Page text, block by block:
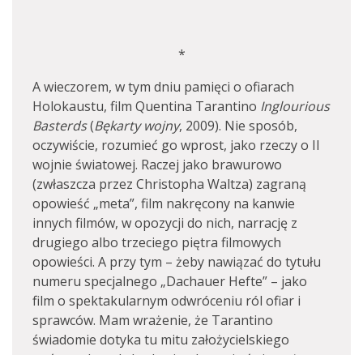
*
A wieczorem, w tym dniu pamięci o ofiarach
Holokaustu, film Quentina Tarantino Inglourious
Basterds(Bękarty wojny, 2009). Nie sposób,
oczywiście, rozumieć go wprost, jako rzeczy o II
wojnie światowej. Raczej jako brawurowo
(zwłaszcza przez Christopha Waltza) zagraną
opowieść „meta”, film nakręcony na kanwie
innych filmów, w opozycji do nich, narrację z
drugiego albo trzeciego piętra filmowych
opowieści. A przy tym – żeby nawiązać do tytułu
numeru specjalnego „Dachauer Hefte” – jako
film o spektakularnym odwróceniu ról ofiar i
sprawców. Mam wrażenie, że Tarantino
świadomie dotyka tu mitu założycielskiego